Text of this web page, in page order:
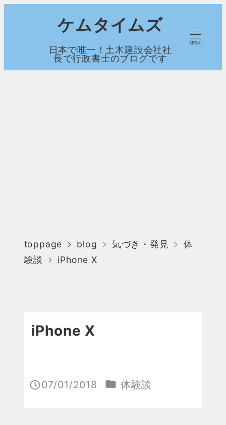
コ
ケムタイムズ
日本で唯一！土木建設会社社
長で行政書士のブログです
MENU
toppage blog 気づき・発見
体
験談
iPhone X
iPhone X
投稿日
07/01/2018 カテゴリー
体験談